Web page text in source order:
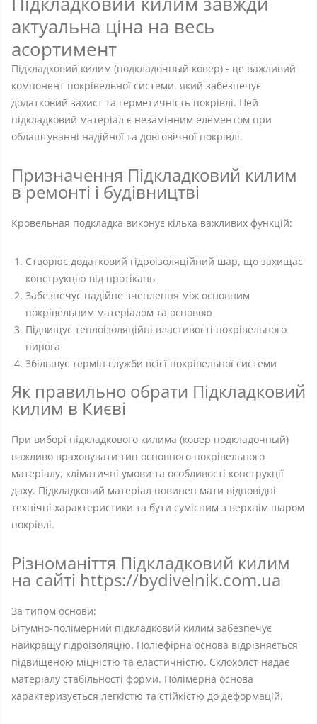
актуальна ціна на весь
асортимент
Підкладковий килим (подкладочный ковер) - це важливий
компонент покрівельної системи, який забезпечує
додатковий захист та герметичність покрівлі. Цей
підкладковий матеріал є незамінним елементом при
облаштуванні надійної та довговічної покрівлі.
Призначення Підкладковий килим
в ремонті і будівництві
Кровельная подкладка виконує кілька важливих функцій:
Створює додатковий гідроізоляційний шар, що захищає
конструкцію від протікань
Забезпечує надійне зчеплення між основним
покрівельним матеріалом та основою
Підвищує теплоізоляційні властивості покрівельного
пирога
Збільшує термін служби всієї покрівельної системи
Як правильно обрати Підкладковий
килим в Києві
При виборі підкладкового килима (ковер подкладочный)
важливо враховувати тип основного покрівельного
матеріалу, кліматичні умови та особливості конструкції
даху. Підкладковий матеріал повинен мати відповідні
технічні характеристики та бути сумісним з верхнім шаром
покрівлі.
Різноманіття Підкладковий килим
на сайті https://bydivelnik.com.ua
За типом основи:
Бітумно-полімерний підкладковий килим забезпечує
найкращу гідроізоляцію. Поліефірна основа відрізняється
підвищеною міцністю та еластичністю. Склохолст надає
матеріалу стабільності форми. Полімерна основа
характеризується легкістю та стійкістю до деформацій.